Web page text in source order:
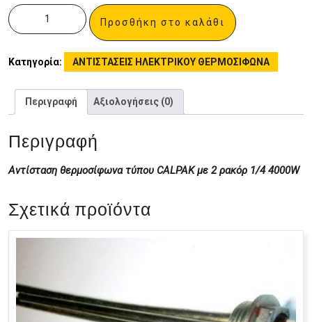
Προσθήκη στο καλάθι
Κατηγορία: ΑΝΤΙΣΤΑΣΕΙΣ ΗΛΕΚΤΡΙΚΟΥ ΘΕΡΜΟΣΙΦΩΝΑ
Περιγραφή Αξιολογήσεις (0)
Περιγραφή
Αντίσταση θερμοσίφωνα τύπου CALPAK με 2 ρακόρ 1/4 4000W
Σχετικά προϊόντα